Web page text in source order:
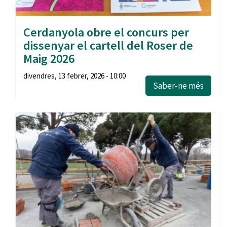
Cerdanyola obre el concurs per
dissenyar el cartell del Roser de
Maig 2026
divendres, 13 febrer, 2026 - 10:00
Saber-ne més